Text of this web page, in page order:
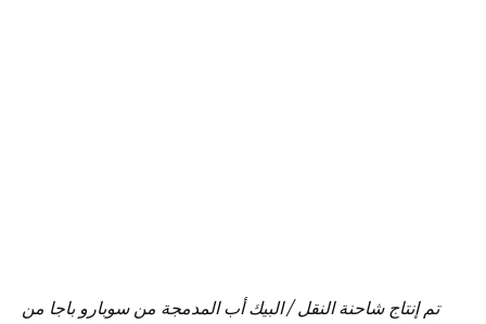
تم إنتاج شاحنة النقل / البيك أب المدمجة من سوبارو باجا من